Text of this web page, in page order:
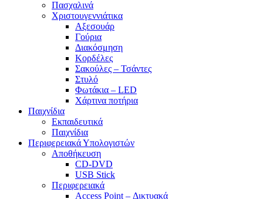
Πασχαλινά
Χριστουγεννιάτικα
Αξεσουάρ
Γούρια
Διακόσμηση
Κορδέλες
Σακούλες – Τσάντες
Στυλό
Φωτάκια – LED
Χάρτινα ποτήρια
Παιχνίδια
Εκπαιδευτικά
Παιχνίδια
Περιφερειακά Υπολογιστών
Αποθήκευση
CD-DVD
USB Stick
Περιφερειακά
Access Point – Δικτυακά